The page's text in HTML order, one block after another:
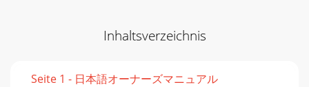
Inhaltsverzeichnis
Seite 1 - 日本語オーナーズマニュアル